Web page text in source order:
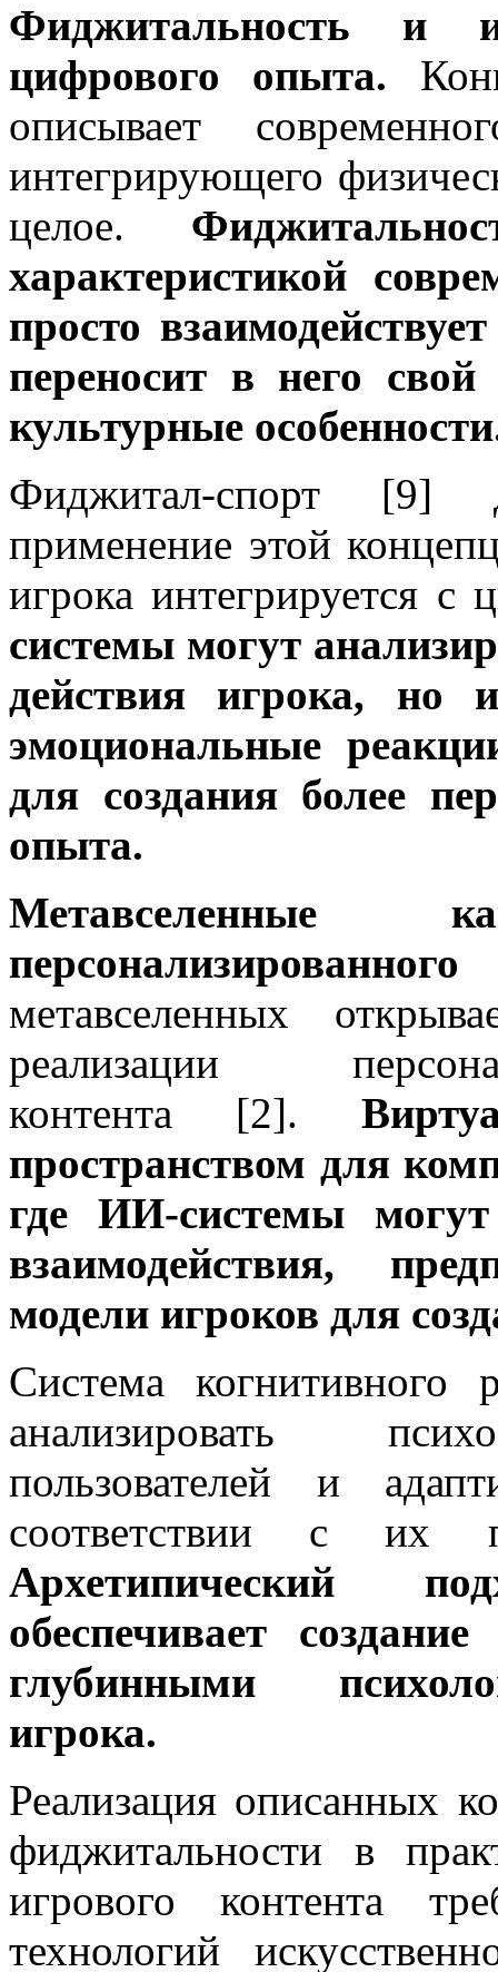
Фиджитальность и
цифрового опыта.
описывает
интегрирующего
целое.
характеристикой
просто
переносит в него
культурные
Фиджитал-спорт [9]
применение этой
игрока интегрируется
системы могут
действия игрока, но
эмоциональные
для создания более
опыта.
метавселенных
реализации
контента [2].
пространством для
где ИИ-системы могут
взаимодействия,
модели игроков для
Система
анализировать
пользователей и
соответствии с их
Архетипический
обеспечивает
глубинными
игрока.
Реализация описанных
фиджитальности в
игрового контента
технологий